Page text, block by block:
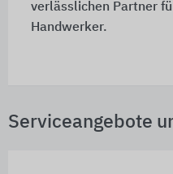
verlässlichen Partner
Handwerker.
Serviceangebote